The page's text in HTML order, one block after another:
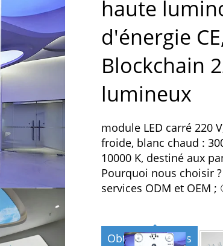
haute
d'énergie
Blockchain
lumineux
module LED carré 220
froide, blanc chaud :
10000 K, destiné aux
Pourquoi nous choisir
services ODM et OEM
Obtenir un devis